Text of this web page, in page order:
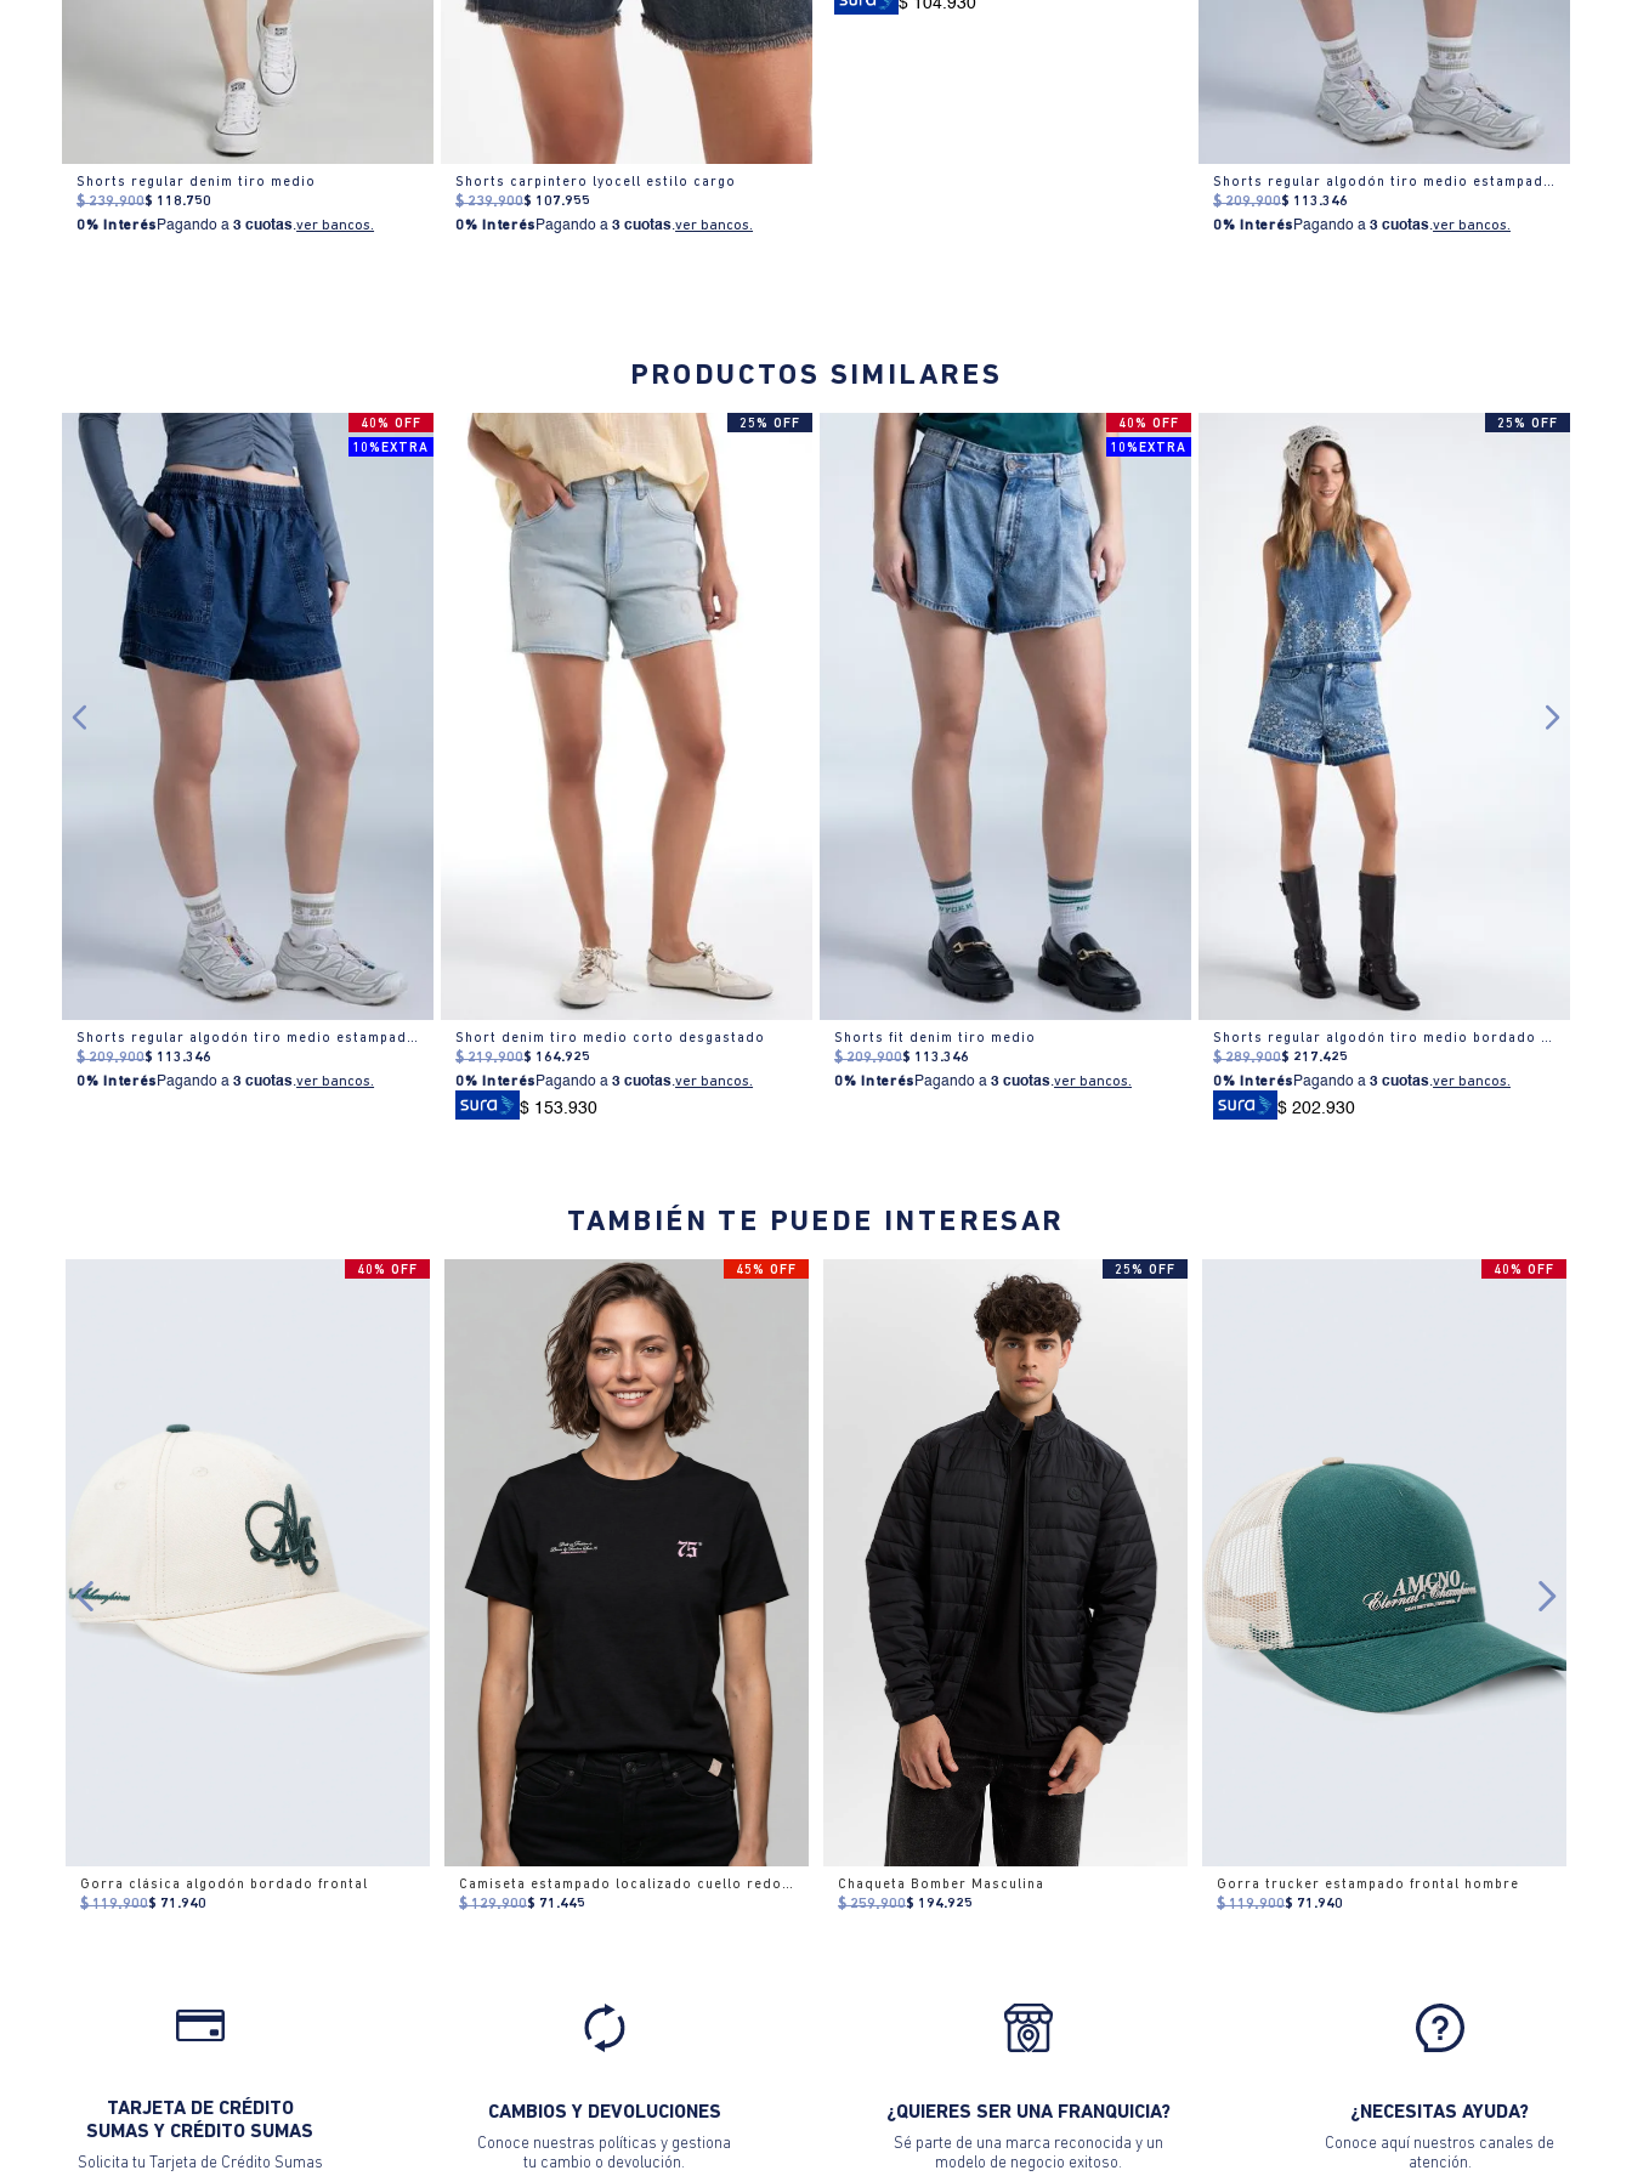
Shorts regular denim tiro medio
$ 239.900$ 118.750
0% Interés Pagando a3 cuotas.ver bancos.
Shorts carpintero lyocell estilo cargo
$ 239.900$ 107.955
0% Interés Pagando a3 cuotas.ver bancos.
Shorts regular algodón tiro medio estampado floral
$ 209.900$ 113 .346
0% Interés Pagando a3 cuotas.ver bancos.
PRODUCTOS SIMILARES
40% OFF
10%EXTRA
Shorts regular algodón tiro medio estampado floral
$ 209.900$ 113 .346
0% Interés Pagando a3 cuotas.ver bancos.
25% OFF
Short denim tiro medio corto desgastado
$ 219.900$ 164.925
0% Interés Pagando a3 cuotas.ver bancos.
$ 153.930
40% OFF
10%EXTRA
Shorts fit denim tiro medio
$ 209.900$ 113 .346
0% Interés Pagando a3 cuotas.ver bancos.
25% OFF
Shorts regular algodón tiro medio bordado floral
$ 289.900$ 217.425
0% Interés Pagando a3 cuotas.ver bancos.
$ 202.930
TAMBIÉN TE PUEDE INTERESAR
40% OFF
Gorra clásica algodón bordado frontal
$ 119.900$ 71.940
45% OFF
Camiseta estampado localizado cuello redondo para mujer
$ 129.900$ 71.445
25% OFF
Chaqueta Bomber Masculina
$ 259.900$ 194.925
40% OFF
Gorra trucker estampado frontal hombre
$ 119.900$ 71.940
TARJETA DE CRÉDITO
SUMAS Y CRÉDITO SUMAS
Solicita tu Tarjeta de Crédito Sumas
CAMBIOS Y DEVOLUCIONES
Conoce nuestras políticas y gestiona
tu cambio o devolución.
¿QUIERES SER UNA FRANQUICIA?
Sé parte de una marca reconocida y un
modelo de negocio exitoso.
¿NECESITAS AYUDA?
Conoce aquí nuestros canales de
atención.